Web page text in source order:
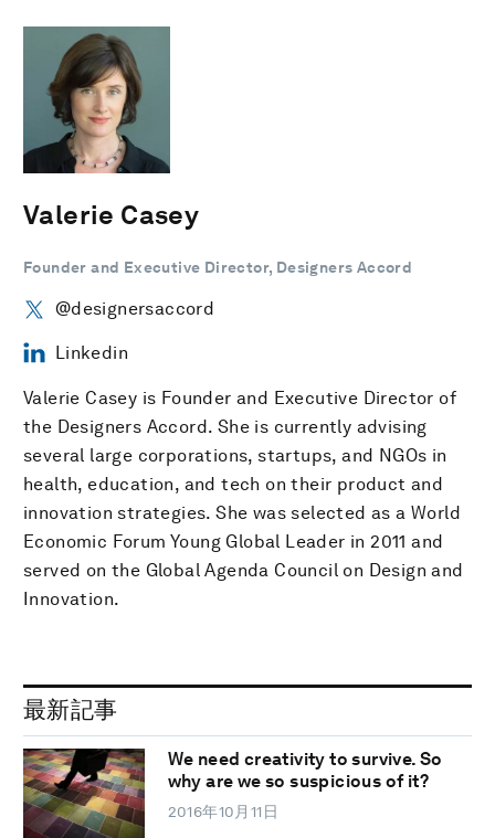
Valerie Casey
Founder and Executive Director, Designers Accord
@designersaccord
Linkedin
Valerie Casey is Founder and Executive Director of
the Designers Accord. She is currently advising
several large corporations, startups, and NGOs in
health, education, and tech on their product and
innovation strategies. She was selected as a World
Economic Forum Young Global Leader in 2011 and
served on the Global Agenda Council on Design and
Innovation.
最新記事
We need creativity to survive. So
why are we so suspicious of it?
2016年10月11日